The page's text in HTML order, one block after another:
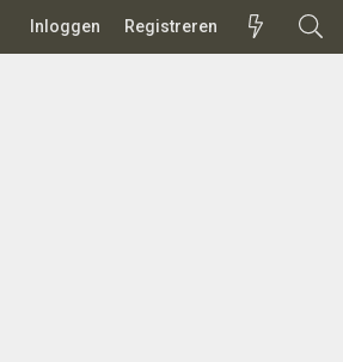
Inloggen Registreren